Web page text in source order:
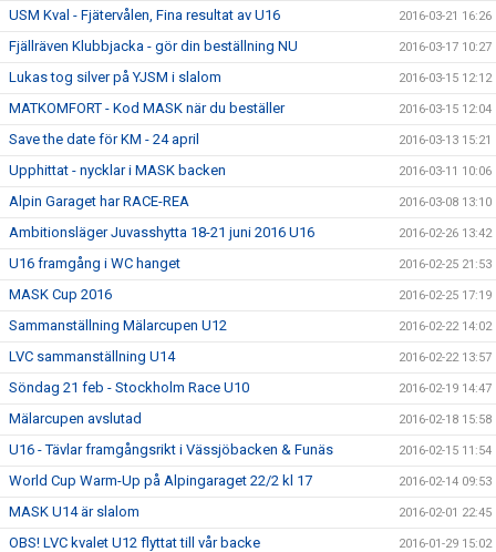
USM Kval - Fjätervålen, Fina resultat av U16 2016-03-21 16:26
Fjällräven Klubbjacka - gör din beställning NU 2016-03-17 10:27
Lukas tog silver på YJSM i slalom 2016-03-15 12:12
MATKOMFORT - Kod MASK när du beställer 2016-03-15 12:04
Save the date för KM - 24 april 2016-03-13 15:21
Upphittat - nycklar i MASK backen 2016-03-11 10:06
Alpin Garaget har RACE-REA 2016-03-08 13:10
Ambitionsläger Juvasshytta 18-21 juni 2016 U16 2016-02-26 13:42
U16 framgång i WC hanget 2016-02-25 21:53
MASK Cup 2016 2016-02-25 17:19
Sammanställning Mälarcupen U12 2016-02-22 14:02
LVC sammanställning U14 2016-02-22 13:57
Söndag 21 feb - Stockholm Race U10 2016-02-19 14:47
Mälarcupen avslutad 2016-02-18 15:58
U16 - Tävlar framgångsrikt i Vässjöbacken & Funäs 2016-02-15 11:54
World Cup Warm-Up på Alpingaraget 22/2 kl 17 2016-02-14 09:53
MASK U14 är slalom 2016-02-01 22:45
OBS! LVC kvalet U12 flyttat till vår backe 2016-01-29 15:02